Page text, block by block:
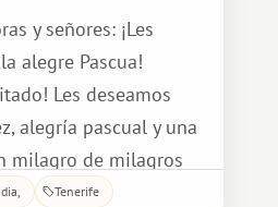
y señores: ¡Les
alegre Pascua!
Les deseamos
alegría pascual y una
milagro de milagros
ha resucitado de
Tenerife